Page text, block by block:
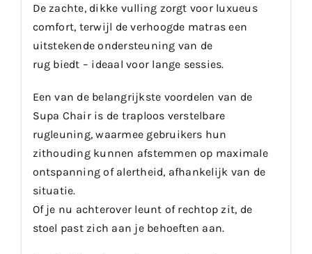
De zachte, dikke vulling zorgt voor luxueus
comfort, terwijl de verhoogde matras een
uitstekende ondersteuning van de
rug biedt – ideaal voor lange sessies.
Een van de belangrijkste voordelen van de
Supa Chair is de traploos verstelbare
rugleuning, waarmee gebruikers hun
zithouding kunnen afstemmen op maximale
ontspanning of alertheid, afhankelijk van de
situatie.
Of je nu achterover leunt of rechtop zit, de
stoel past zich aan je behoeften aan.